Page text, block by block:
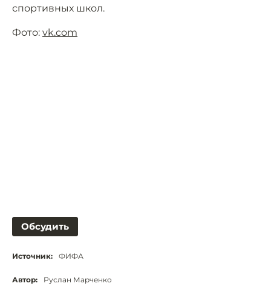
спортивных школ.
Фото: vk.com
Обсудить
Источник: ФИФА
Автор: Руслан Марченко